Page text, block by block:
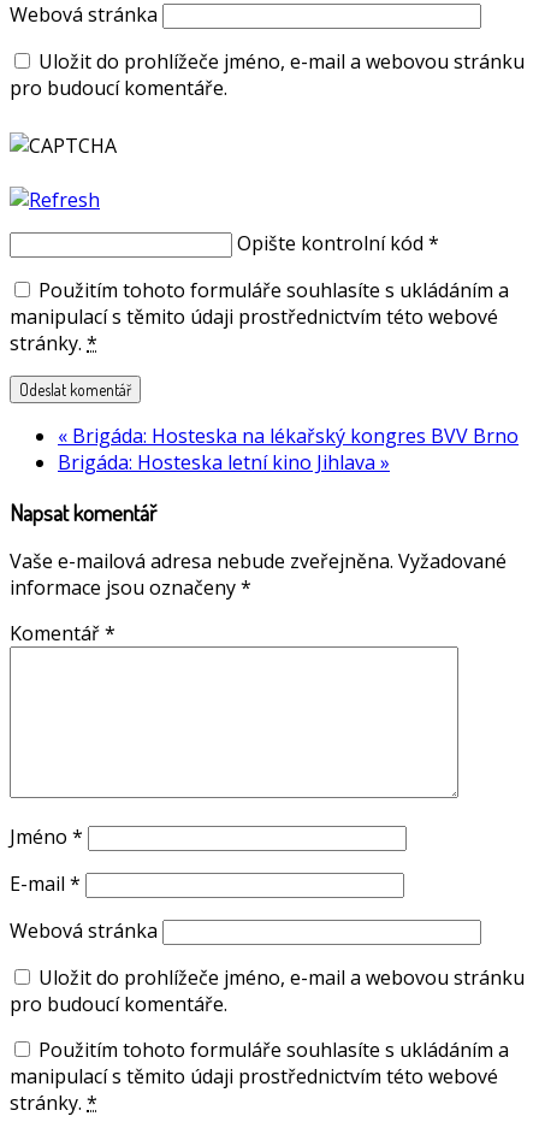
Webová stránka
Uložit do prohlížeče jméno, e-mail a webovou stránku
pro budoucí komentáře.
Opište kontrolní kód *
Použitím tohoto formuláře souhlasíte s ukládáním a
manipulací s těmito údaji prostřednictvím této webové
stránky. *
« Brigáda: Hosteska na lékařský kongres BVV Brno
Brigáda: Hosteska letní kino Jihlava »
Napsat komentář
Vaše e-mailová adresa nebude zveřejněna. Vyžadované
informace jsou označeny*
Komentář*
Jméno *
E-mail *
Webová stránka
Uložit do prohlížeče jméno, e-mail a webovou stránku
pro budoucí komentáře.
Použitím tohoto formuláře souhlasíte s ukládáním a
manipulací s těmito údaji prostřednictvím této webové
stránky. *